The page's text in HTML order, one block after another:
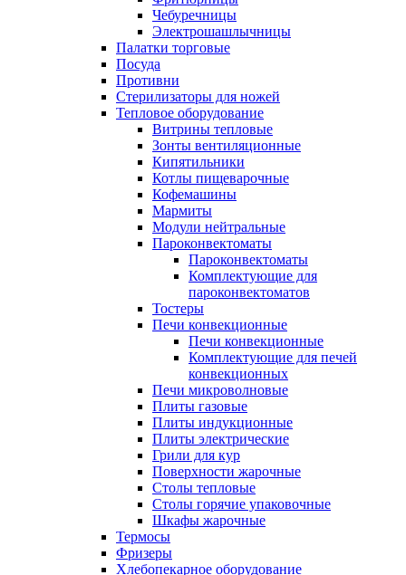
Чебуречницы
Электрошашлычницы
Палатки торговые
Посуда
Противни
Стерилизаторы для ножей
Тепловое оборудование
Витрины тепловые
Зонты вентиляционные
Кипятильники
Котлы пищеварочные
Кофемашины
Мармиты
Модули нейтральные
Пароконвектоматы
Пароконвектоматы
Комплектующие для
пароконвектоматов
Тостеры
Печи конвекционные
Печи конвекционные
Комплектующие для печей
конвекционных
Печи микроволновые
Плиты газовые
Плиты индукционные
Плиты электрические
Грили для кур
Поверхности жарочные
Столы тепловые
Столы горячие упаковочные
Шкафы жарочные
Термосы
Фризеры
Хлебопекарное оборудование